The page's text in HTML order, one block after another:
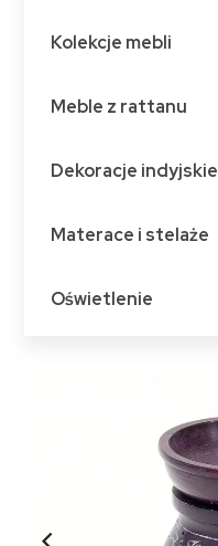
Kolekcje mebli
Meble z rattanu
Dekoracje indyjskie
Materace i stelaże
Oświetlenie